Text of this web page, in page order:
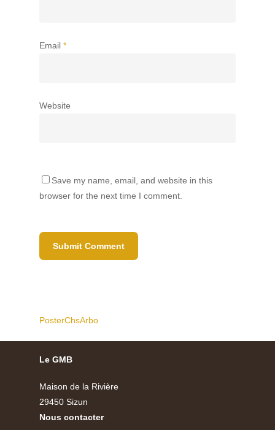
Email *
Website
Save my name, email, and website in this
browser for the next time I comment.
PosterChsArbo
Le GMB
Maison de la Rivière
29450 Sizun
Nous contacter